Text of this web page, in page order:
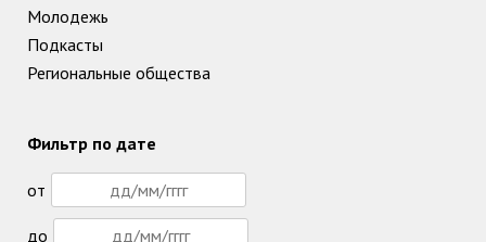
Молодежь
Подкасты
Региональные общества
Фильтр по дате
от
до